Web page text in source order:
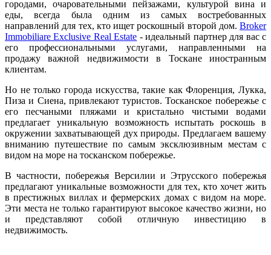
городами, очаровательными пейзажами, культурой вина и
еды, всегда была одним из самых востребованных
направлений для тех, кто ищет роскошный второй дом. Broker
Immobiliare Exclusive Real Estate - идеальный партнер для вас с
его профессиональными услугами, направленными на
продажу важной недвижимости в Тоскане иностранным
клиентам.
Но не только города искусства, такие как Флоренция, Лукка,
Пиза и Сиена, привлекают туристов. Тосканское побережье с
его песчаными пляжами и кристально чистыми водами
предлагает уникальную возможность испытать роскошь в
окружении захватывающей дух природы. Предлагаем вашему
вниманию путешествие по самым эксклюзивным местам с
видом на море на тосканском побережье.
В частности, побережья Версилии и Этрусского побережья
предлагают уникальные возможности для тех, кто хочет жить
в престижных виллах и фермерских домах с видом на море.
Эти места не только гарантируют высокое качество жизни, но
и представляют собой отличную инвестицию в
недвижимость.